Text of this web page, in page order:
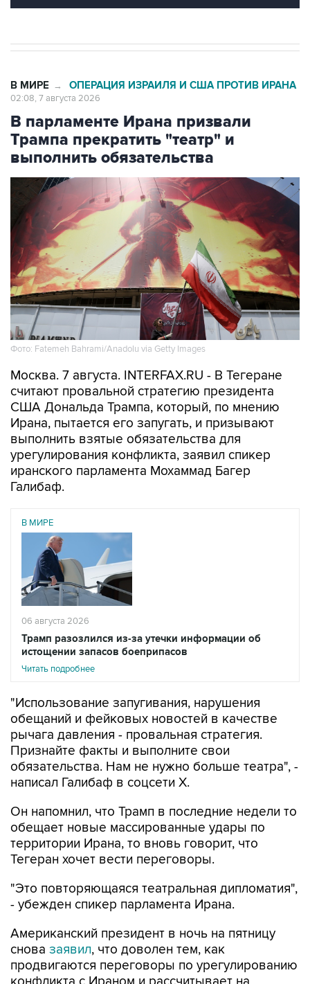
В МИРЕ → ОПЕРАЦИЯ ИЗРАИЛЯ И США ПРОТИВ ИРАНА
02:08, 7 августа 2026
В парламенте Ирана призвали
Трампа прекратить "театр" и
выполнить обязательства
Фото: Fatemeh Bahrami/Anadolu via Getty Images
Москва. 7 августа. INTERFAX.RU - В Тегеране
считают провальной стратегию президента
США Дональда Трампа, который, по мнению
Ирана, пытается его запугать, и призывают
выполнить взятые обязательства для
урегулирования конфликта, заявил спикер
иранского парламента Мохаммад Багер
Галибаф.
В МИРЕ
06 августа 2026
Трамп разозлился из-за утечки информации об
истощении запасов боеприпасов
Читать подробнее
"Использование запугивания, нарушения
обещаний и фейковых новостей в качестве
рычага давления - провальная стратегия.
Признайте факты и выполните свои
обязательства. Нам не нужно больше театра", -
написал Галибаф в соцсети X.
Он напомнил, что Трамп в последние недели то
обещает новые массированные удары по
территории Ирана, то вновь говорит, что
Тегеран хочет вести переговоры.
"Это повторяющаяся театральная дипломатия",
- убежден спикер парламента Ирана.
Американский президент в ночь на пятницу
снова заявил, что доволен тем, как
продвигаются переговоры по урегулированию